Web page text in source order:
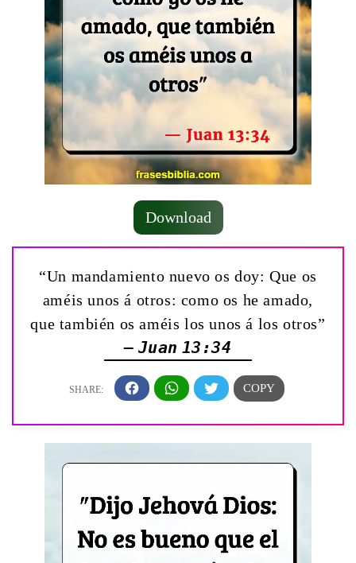
Download
“Un mandamiento nuevo os doy: Que os
améis unos á otros: como os he amado,
que también os améis los unos á los otros”
— Juan 13:34